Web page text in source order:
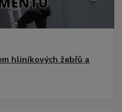
hliníkových žebřů a